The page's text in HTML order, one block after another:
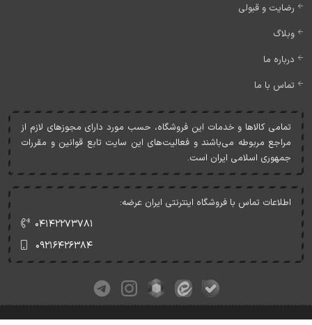
رضایت و قبولی
وبلاگ
درباره ما
تماس با ما
تمامی کالاها و خدمات اين فروشگاه، حسب مورد دارای مجوزهای لازم از
مراجع مربوطه می‌باشند و فعاليت‌های اين سايت تابع قوانين و مقررات
جمهوری اسلامی ايران است.
اطلاعات تماس با فروشگاه اینترنتی ایران عرضه:
۰۴۱۴۲۲۷۳۷۸۱
۰۹۲۱۶۴۲۶۳۸۴